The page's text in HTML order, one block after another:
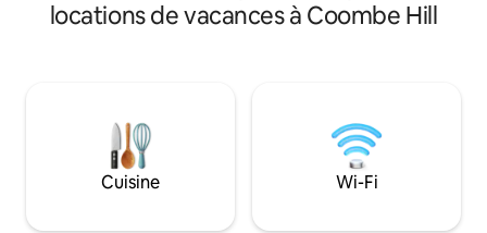
aménagées (disponibles avec 2 lits King
Size ou 4 lits simples), avec vue
Cuisine avec micro-ondes, lave-vaisselle,
réfrigérateur-congélateur, plaque de
cuisson et four complet. Lave-
linge/sèche-linge dans la buanderie.
croisent sur
espace de vie
fruitiers. À
avec très grand
sous des
en chêne et des
locations de vacances à Coombe Hill
Cuisine Wi-Fi